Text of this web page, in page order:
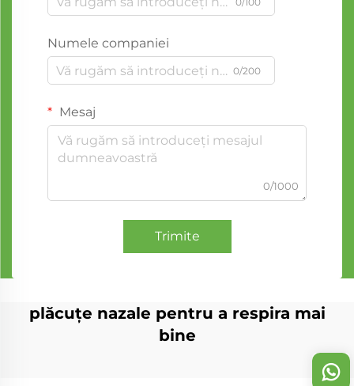
Numele companiei
0/200
Mesaj
0/1000
Trimite
plăcuțe nazale pentru a respira mai
bine